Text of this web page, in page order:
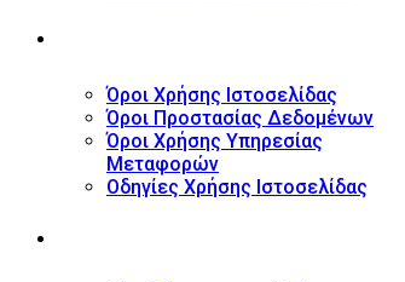
Όροι Χρήσης Ιστοσελίδας
Όροι Προστασίας Δεδομένων
Όροι Χρήσης Υπηρεσίας
Μεταφορών
Οδηγίες Χρήσης Ιστοσελίδας